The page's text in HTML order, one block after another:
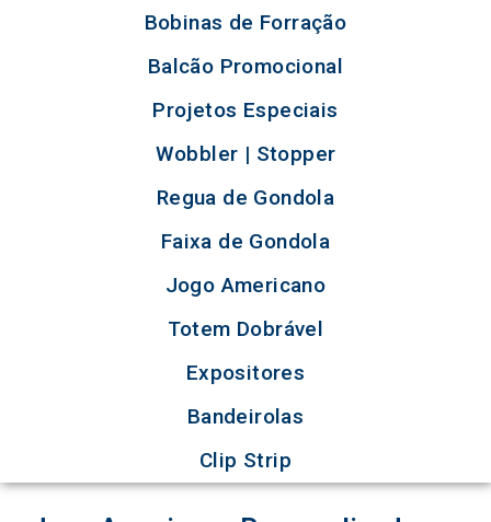
Bobinas de Forração
Balcão Promocional
Projetos Especiais
Wobbler | Stopper
Regua de Gondola
Faixa de Gondola
Jogo Americano
Totem Dobrável
Expositores
Bandeirolas
Clip Strip